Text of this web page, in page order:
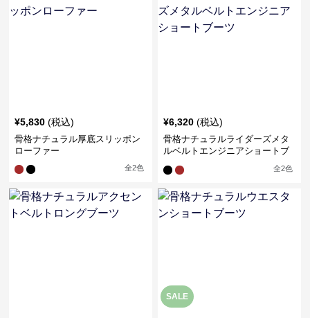
¥5,830 (税込)
骨格ナチュラル厚底スリッポン
ローファー
全2色
¥6,320 (税込)
骨格ナチュラルライダーズメタ
ルベルトエンジニアショートブ
全2色
SALE